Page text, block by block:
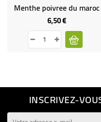
Menthe poivree du maroc
6,50 €Prix
INSCRIVEZ-